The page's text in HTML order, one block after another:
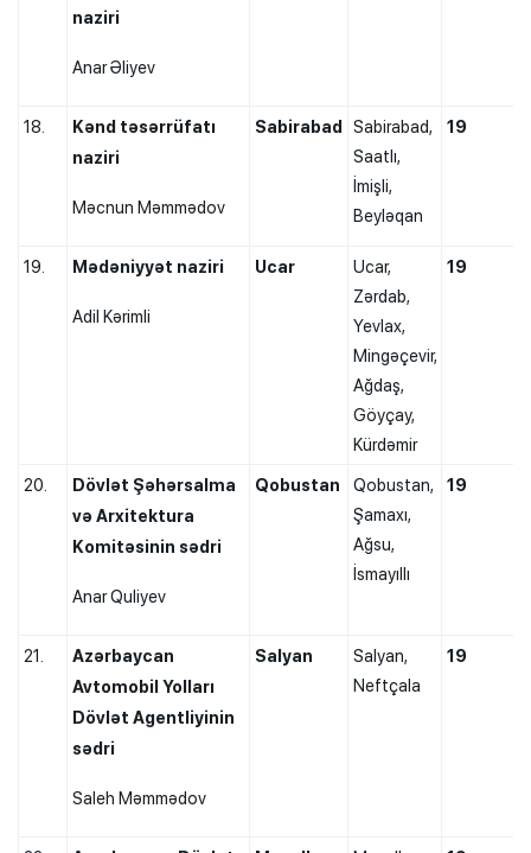
naziri
Anar Əliyev
18.
Kənd təsərrüfatı
naziri
Məcnun Məmmədov
Sabirabad Sabirabad,
Saatlı,
İmişli,
Beyləqan
19
19. Mədəniyyət naziri
Adil Kərimli
Ucar
Ucar,
Zərdab,
Yevlax,
Mingəçevir,
Ağdaş,
Göyçay,
Kürdəmir
19
20.
Dövlət Şəhərsalma
və Arxitektura
Komitəsinin sədri
Anar Quliyev
Qobustan
Qobustan,
Şamaxı,
Ağsu,
İsmayıllı
19
21.
Azərbaycan
Avtomobil Yolları
Dövlət Agentliyinin
sədri
Saleh Məmmədov
Salyan
Salyan,
Neftçala
19